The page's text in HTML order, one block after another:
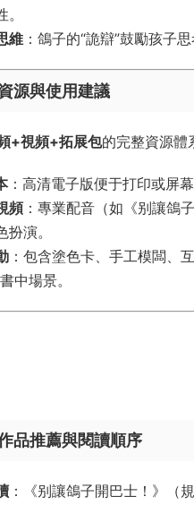
維 ：鴿子的“詭辯”鼓勵孩子
源與使用建議
+視頻+拓展包的完整資源體
：高清電子版便于打印或屏
頻：專業配音（如《别讓鴿
扮演。
：包含塗色卡、手工模闆、
中場景。
品推薦與閱讀順序
：《别讓鴿子開巴士！》（規